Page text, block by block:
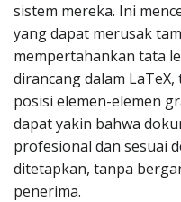
sistem mereka. Ini
yang dapat merusak
mempertahankan tata
dirancang dalam
posisi elemen-elemen
dapat yakin bahwa
profesional dan sesuai
ditetapkan, tanpa
penerima.